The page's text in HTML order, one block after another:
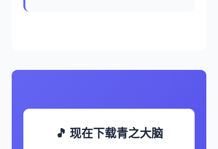
🎵 现在下载青之大脑